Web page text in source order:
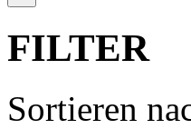
FILTER
Sortieren